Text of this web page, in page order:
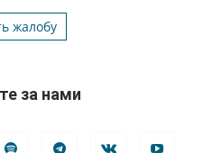
жалобу
за нами